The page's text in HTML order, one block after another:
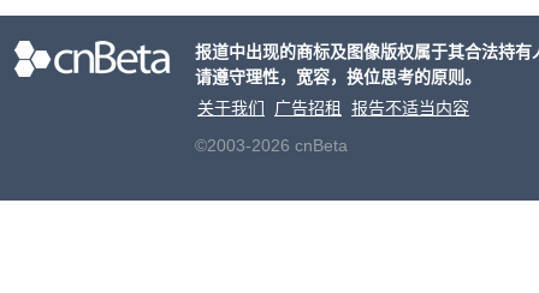
报道中出现的商标及图像版权属于其合法持
请遵守理性，宽容，换位思考的原则。
关于我们
广告招租
报告不适当内容
©2003-2026 cnBeta